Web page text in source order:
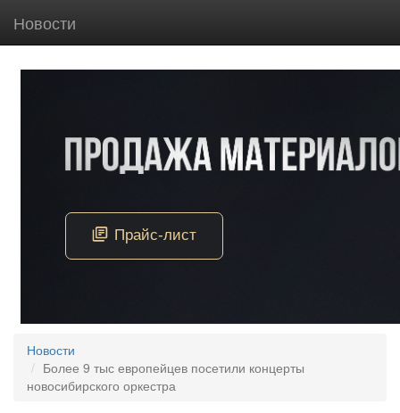
Новости
Новости
Более 9 тыс европейцев посетили концерты
новосибирского оркестра